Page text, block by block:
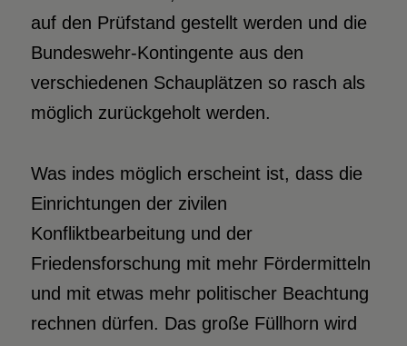
auf den Prüfstand gestellt werden und die
Bundeswehr-Kontingente aus den
verschiedenen Schauplätzen so rasch als
möglich zurückgeholt werden.
Was indes möglich erscheint ist, dass die
Einrichtungen der zivilen
Konfliktbearbeitung und der
Friedensforschung mit mehr Fördermitteln
und mit etwas mehr politischer Beachtung
rechnen dürfen. Das große Füllhorn wird